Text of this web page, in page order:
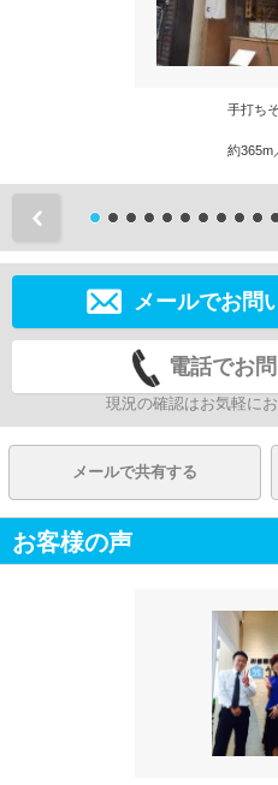
手打ち
約365m
メールでお問
電話でお
現況の確認はお気軽に
メールで共有する
お客様の声